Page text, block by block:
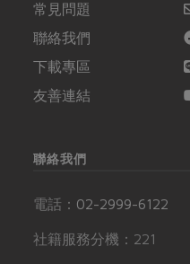
常見問題
聯絡我們
下載專區
友善連結
聯絡我們
電話： 02-2999-6122
社籍服務分機：221